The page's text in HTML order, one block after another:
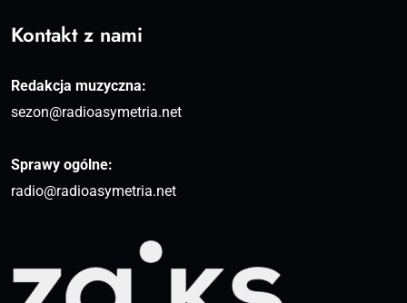
Kontakt z nami
Redakcja muzyczna:
sezon@radioasymetria.net
Sprawy ogólne:
radio@radioasymetria.net